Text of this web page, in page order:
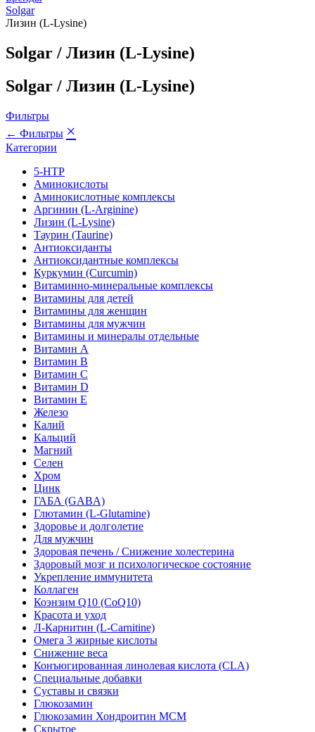
Solgar
Лизин (L-Lysine)
Solgar / Лизин (L-Lysine)
Solgar / Лизин (L-Lysine)
Фильтры
← Фильтры ×
Категории
5-HTP
Аминокислоты
Аминокислотные комплексы
Аргинин (L-Arginine)
Лизин (L-Lysine)
Таурин (Taurine)
Антиоксиданты
Антиоксидантные комплексы
Куркумин (Curcumin)
Витаминно-минеральные комплексы
Витамины для детей
Витамины для женщин
Витамины для мужчин
Витамины и минералы отдельные
Витамин A
Витамин B
Витамин C
Витамин D
Витамин E
Железо
Калий
Кальций
Магний
Селен
Хром
Цинк
ГАБА (GABA)
Глютамин (L-Glutamine)
Здоровье и долголетие
Для мужчин
Здоровая печень / Cнижение холестерина
Здоровый мозг и психологическое состояние
Укрепление иммунитета
Коллаген
Коэнзим Q10 (CoQ10)
Красота и уход
Л-Карнитин (L-Сarnitine)
Омега 3 жирные кислоты
Снижение веса
Конъюгированная линолевая кислота (CLA)
Специальные добавки
Суставы и связки
Глюкозамин
Глюкозамин Хондроитин МСМ
Скрытое